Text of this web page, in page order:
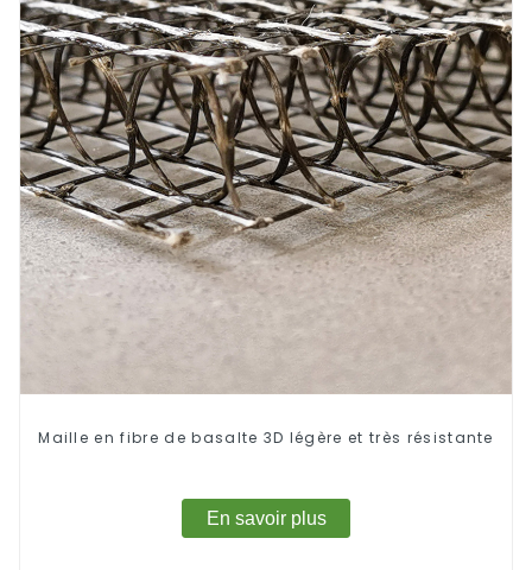
Maille en fibre de basalte 3D légère et très résistante
En savoir plus